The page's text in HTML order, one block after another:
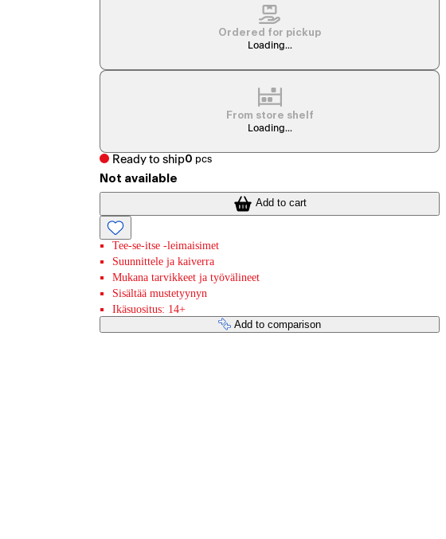
Ordered for pickup
Loading...
From store shelf
Loading...
Ready to ship0 pcs
Not available
Add to cart
Tee-se-itse -leimaisimet
Suunnittele ja kaiverra
Mukana tarvikkeet ja työvälineet
Sisältää mustetyynyn
Ikäsuositus: 14+
Add to comparison